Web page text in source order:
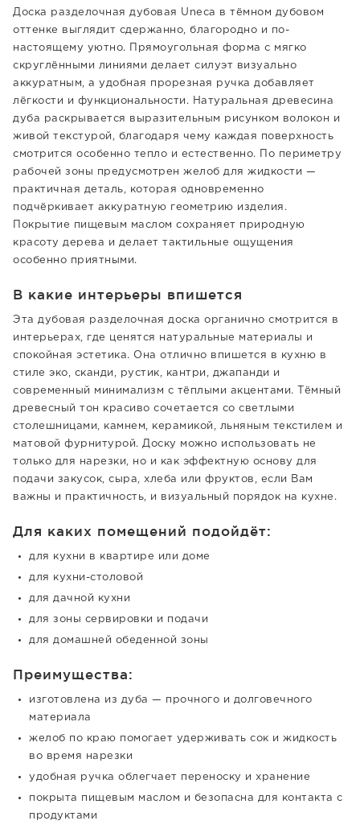
Доска разделочная дубовая Uneca в тёмном дубовом
оттенке выглядит сдержанно, благородно и по-
настоящему уютно. Прямоугольная форма с мягко
скруглёнными линиями делает силуэт визуально
аккуратным, а удобная прорезная ручка добавляет
лёгкости и функциональности. Натуральная древесина
дуба раскрывается выразительным рисунком волокон и
живой текстурой, благодаря чему каждая поверхность
смотрится особенно тепло и естественно. По периметру
рабочей зоны предусмотрен желоб для жидкости —
практичная деталь, которая одновременно
подчёркивает аккуратную геометрию изделия.
Покрытие пищевым маслом сохраняет природную
красоту дерева и делает тактильные ощущения
особенно приятными.
В какие интерьеры впишется
Эта дубовая разделочная доска органично смотрится в
интерьерах, где ценятся натуральные материалы и
спокойная эстетика. Она отлично впишется в кухню в
стиле эко, сканди, рустик, кантри, джапанди и
современный минимализм с тёплыми акцентами. Тёмный
древесный тон красиво сочетается со светлыми
столешницами, камнем, керамикой, льняным текстилем и
матовой фурнитурой. Доску можно использовать не
только для нарезки, но и как эффектную основу для
подачи закусок, сыра, хлеба или фруктов, если Вам
важны и практичность, и визуальный порядок на кухне.
Для каких помещений подойдёт:
для кухни в квартире или доме
для кухни-столовой
для дачной кухни
для зоны сервировки и подачи
для домашней обеденной зоны
Преимущества:
изготовлена из дуба — прочного и долговечного
материала
желоб по краю помогает удерживать сок и жидкость
во время нарезки
удобная ручка облегчает переноску и хранение
покрыта пищевым маслом и безопасна для контакта с
продуктами